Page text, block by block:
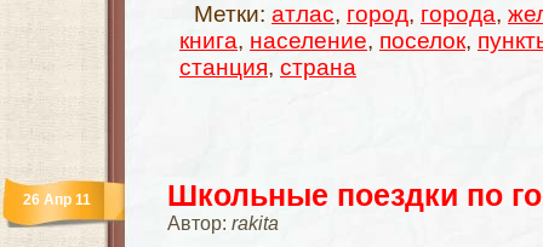
Метки: атлас, город, города,
книга, население, поселок,
станция, страна
Школьные поездки по
Автор: rakita
26 Апр 11